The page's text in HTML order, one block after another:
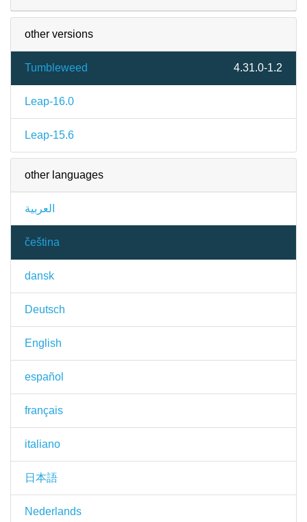
other versions
Tumbleweed 4.31.0-1.2
Leap-16.0
Leap-15.6
other languages
العربية
čeština
dansk
Deutsch
English
español
français
italiano
日本語
Nederlands